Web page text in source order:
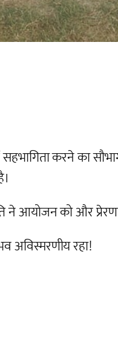
करने का
ने आयोजन को और
अविस्मरणीय रहा!